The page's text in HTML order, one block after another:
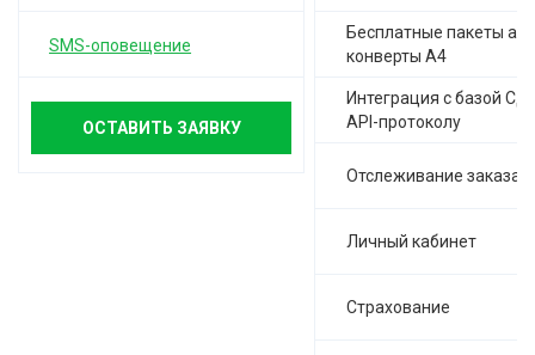
SMS-оповещение
ОСТАВИТЬ ЗАЯВКУ
Бесплатные пакеты а-
конверты А4
Интеграция с базой
API-протоколу
Отслеживание заказа
Личный кабинет
Страхование